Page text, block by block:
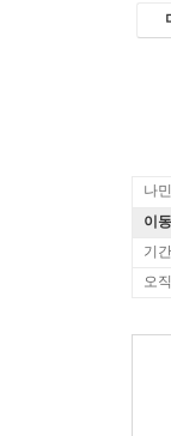
나
이
기
오